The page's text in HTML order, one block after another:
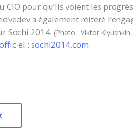
pour qu’ils voient les
a également réitéré
Sochi 2014. (Photo : Viktor
: sochi2014.com